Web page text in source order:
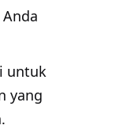
untuk
yang